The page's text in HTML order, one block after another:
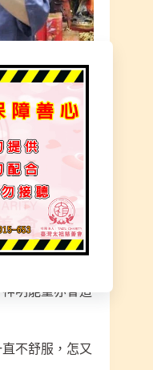
明能量亦會造
不舒服，怎又